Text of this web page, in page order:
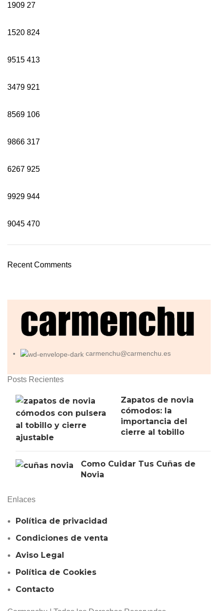
1909 27
1520 824
9515 413
3479 921
8569 106
9866 317
6267 925
9929 944
9045 470
Recent Comments
carmenchu@carmenchu.es
Posts Recientes
Zapatos de novia
cómodos: la
importancia del
cierre al tobillo
Como Cuidar Tus Cuñas de
Novia
Enlaces
Política de privacidad
Condiciones de venta
Aviso Legal
Política de Cookies
Contacto